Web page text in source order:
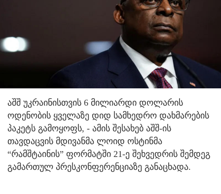
აშშ უკრაინისთვის 6 მილიარდი დოლარის
ოდენობის ყველაზე დიდ სამხედრო დახმარების
პაკეტს გამოყოფს, - ამის შესახებ აშშ-ის
თავდაცვის მდივანმა ლოიდ ოსტინმა
“რამშტაინის” ფორმატში 21-ე შეხვედრის შემდეგ
გამართულ პრესკონფერენციაზე განაცხადა.